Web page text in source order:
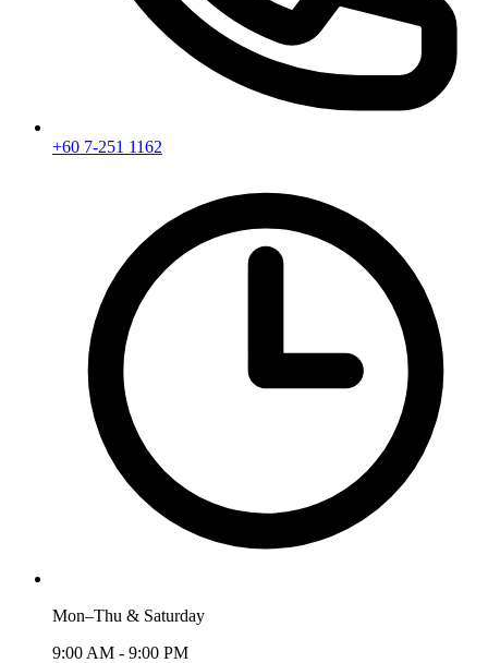
+60 7-251 1162
Mon–Thu & Saturday
9:00 AM - 9:00 PM